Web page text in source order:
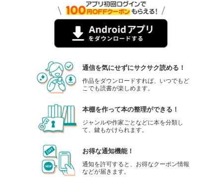
通信を気にせずにサクサク読める！
作品をダウンロードすれば、いつでもど
こでも読書が楽しめます。
本棚を作って本の整理ができる！
ジャンルや作家ごとなどに本を分類し
て、鍵もかけられます。
お得な通知機能！
通知を許可すると、お得なクーポン情報
などが届きます。